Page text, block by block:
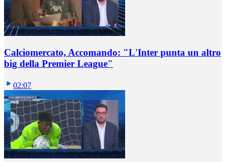
Calciomercato, Accomando: "L'Inter punta un altro
big della Premier League"
02:07